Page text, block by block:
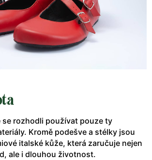
se rozhodli používat pouze ty
Kromě podešve a stélky jsou
italské kůže, která zaručuje nejen
ale i dlouhou životnost.